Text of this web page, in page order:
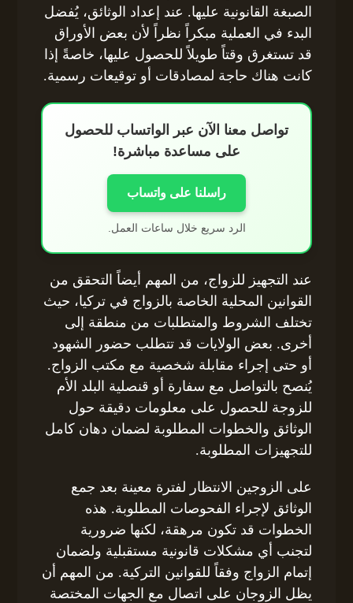
الصبغة القانونية عليها. عند إعداد الوثائق، يُفضل
البدء في العملية مبكراً نظراً لأن بعض الأوراق
قد تستغرق وقتاً طويلاً للحصول عليها، خاصةً إذا
كانت هناك حاجة لمصادقات أو توقيعات رسمية.
تواصل معنا الآن عبر الواتساب للحصول
على مساعدة مباشرة!
راسلنا على واتساب
الرد سريع خلال ساعات العمل.
عند التجهيز للزواج، من المهم أيضاً التحقق من
القوانين المحلية الخاصة بالزواج في تركيا، حيث
تختلف الشروط والمتطلبات من منطقة إلى
أخرى. بعض الولايات قد تتطلب حضور الشهود
أو حتى إجراء مقابلة شخصية مع مكتب الزواج.
يُنصح بالتواصل مع سفارة أو قنصلية البلد الأم
للزوجة للحصول على معلومات دقيقة حول
الوثائق والخطوات المطلوبة لضمان دهان كامل
للتجهيزات المطلوبة.
على الزوجين الانتظار لفترة معينة بعد جمع
الوثائق لإجراء الفحوصات المطلوبة. هذه
الخطوات قد تكون مرهقة، لكنها ضرورية
لتجنب أي مشكلات قانونية مستقبلية ولضمان
إتمام الزواج وفقاً للقوانين التركية. من المهم أن
يظل الزوجان على اتصال مع الجهات المختصة